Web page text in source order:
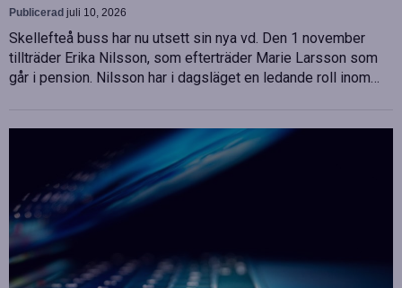
Publicerad juli 10, 2026
Skellefteå buss har nu utsett sin nya vd. Den 1 november
tillträder Erika Nilsson, som efterträder Marie Larsson som
går i pension. Nilsson har i dagsläget en ledande roll inom…